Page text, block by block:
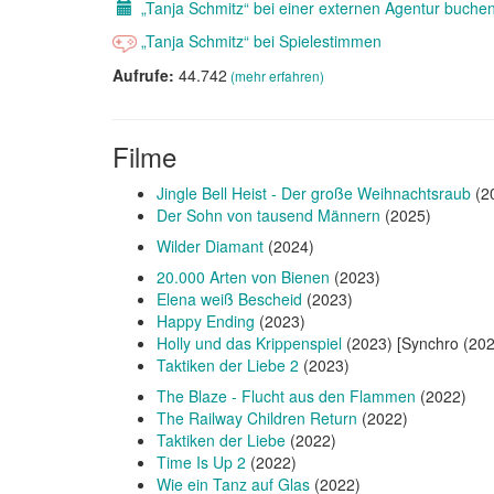
„Tanja Schmitz“ bei einer externen Agentur buchen
„Tanja Schmitz“ bei Spielestimmen
Aufrufe: 44.742 (mehr erfahren)
Filme
Jingle Bell Heist - Der große Weihnachtsraub
Der Sohn von tausend Männern (2025)
Wilder Diamant (2024)
20.000 Arten von Bienen (2023)
Elena weiß Bescheid (2023)
Happy Ending (2023)
Holly und das Krippenspiel (2023) [Synchro
Taktiken der Liebe 2 (2023)
The Blaze - Flucht aus den Flammen (2022)
The Railway Children Return (2022)
Taktiken der Liebe (2022)
Time Is Up 2 (2022)
Wie ein Tanz auf Glas (2022)